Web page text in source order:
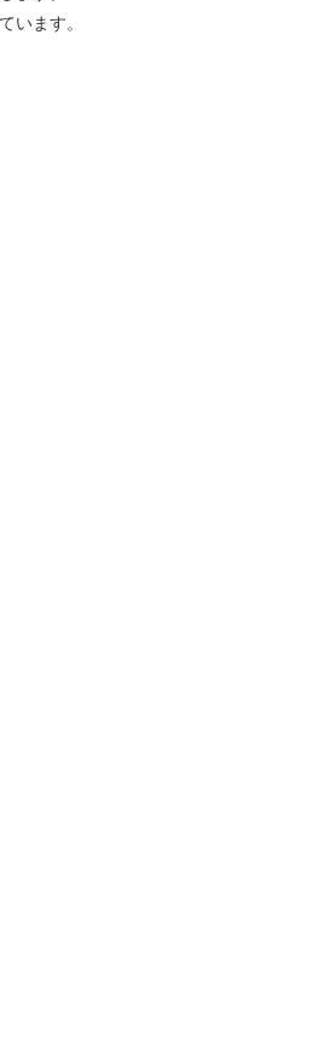
います。